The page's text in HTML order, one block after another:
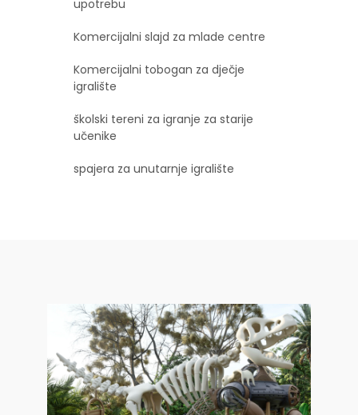
upotrebu
Komercijalni slajd za mlade centre
Komercijalni tobogan za dječje
igralište
školski tereni za igranje za starije
učenike
spajera za unutarnje igralište